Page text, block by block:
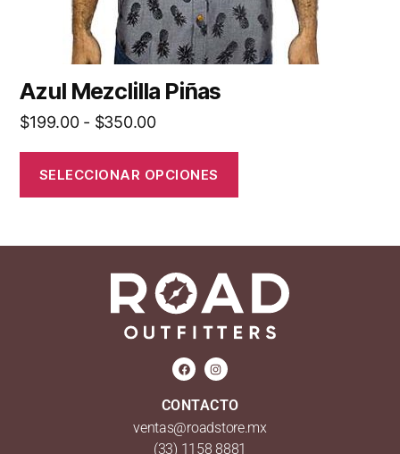
Azul Mezclilla Piñas
$199.00 - $350.00
SELECCIONAR OPCIONES
CONTACTO
ventas@roadstore.mx
(33) 1158 8881